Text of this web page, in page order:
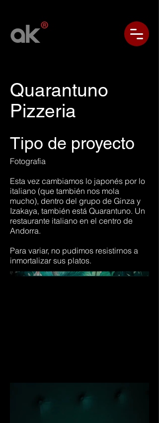
Quarantuno
Pizzeria
Tipo de proyecto
Fotografia
Esta vez cambiamos lo japonés por lo
italiano (que también nos mola
mucho), dentro del grupo de Ginza y
Izakaya, también está Quarantuno. Un
restaurante italiano en el centro de
Andorra.
Para variar, no pudimos resistirnos a
inmortalizar sus platos.